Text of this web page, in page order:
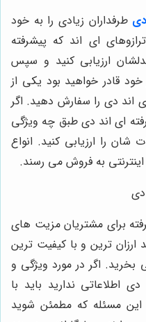
طرفداران زیادی را به خود
ای اند که پیشرفته
ارزیابی کنید و سپس
قادر خواهید بود یکی از
اند دی را سفارش دهید. اگر
ای اند دی طبق چه ویژگی
را ارزیابی کنید. انواع
به فروش می رسند.
دی
برای مشتریان مزیت های
ارزان ترین و با کیفیت ترین
بخرید. اگر در مورد ویژگی و
اطلاعاتی ندارید باید با
این مسئله که مطمئن شوید